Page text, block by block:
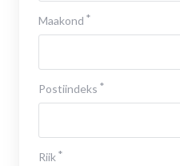
Maakond
Postiindeks
Riik